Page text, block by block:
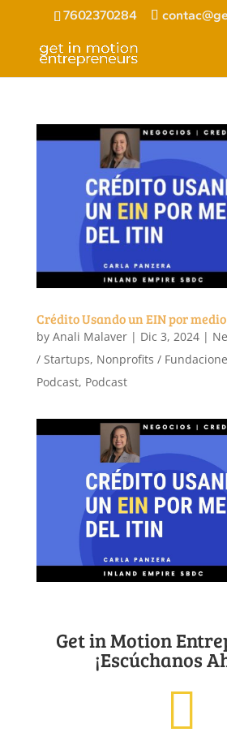
7602370284
Crédito Usando un EIN por
by Anali Malaver| Dic 3, 2024|
/ Startups, Nonprofits /
Podcast, Podcast
Get in Motion
¡Escúchanos